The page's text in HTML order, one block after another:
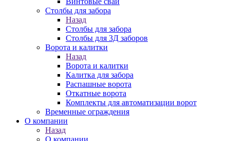
Столбы для забора
Назад
Столбы для забора
Столбы для 3Д заборов
Ворота и калитки
Назад
Ворота и калитки
Калитка для забора
Распашные ворота
Откатные ворота
Комплекты для автоматизации ворот
Временные ограждения
О компании
Назад
О компании